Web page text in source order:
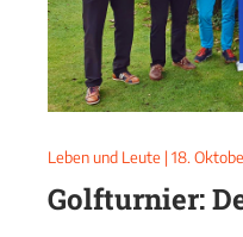
Leben und Leute | 18.
Golfturnier: